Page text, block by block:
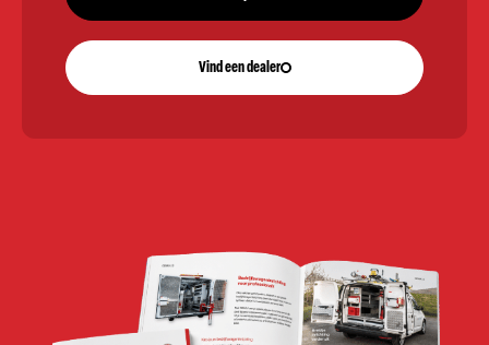
Vind een dealer